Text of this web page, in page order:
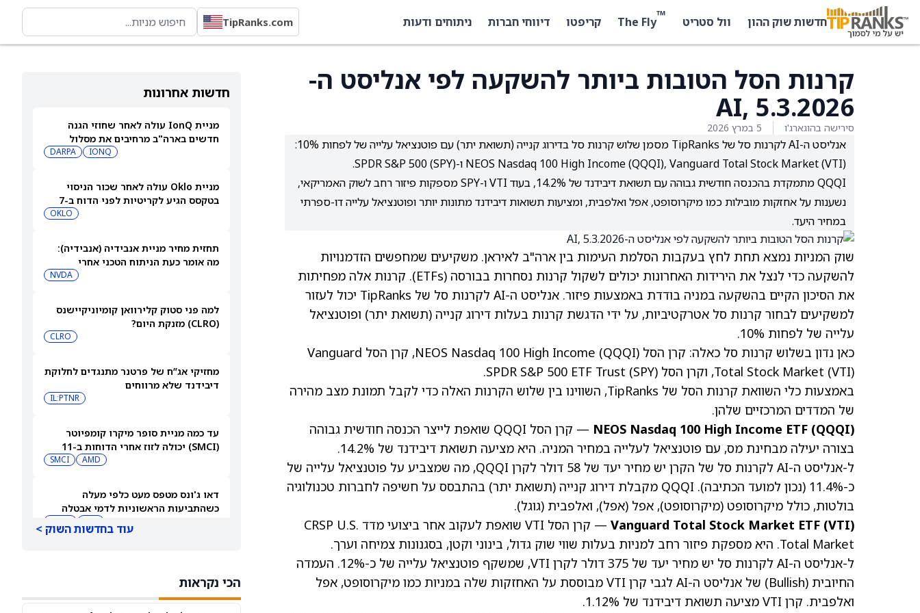
חדשות שוק ההון וול סטריט ™
The Fly קריפטו דיווחי חברות ניתוחים ודעות TipRanks.com
חדשות אחרונות
מניית IonQ עולה לאחר שחוזי הגנה
חדשים בארה"ב מרחיבים את מסלול
IONQ
DARPA
מניית Oklo עולה לאחר שכור הניסוי
בטקסס הגיע לקריטיות לפני הדוח ב-7
OKLO
תחזית מחיר מניית אנבידיה (אנבידיה):
מה אומר כעת הניתוח הטכני אחרי
NVDA
למה פני סטוק קלירוואן קומיוניקיישנס
(CLRO) מזנקת היום?
CLRO
מחזיקי אג”ח של פרטנר מתנגדים לחלוקת
דיבידנד שלא מרווחים
IL:PTNR
עד כמה מניית סופר מיקרו קומפיוטר
(SMCI) יכולה לזוז אחרי הדוחות ב-11
AMD
SMCI
דאו ג'ונס מטפס מעט כלפי מעלה
כשהתביעות הראשוניות לדמי אבטלה
עוד בחדשות השוק >
הכי נקראות
קרנות הסל הטובות ביותר להשקעה לפי אנליסט ה-
AI, 5.3.2026
סירישה בהוגארג'ו 5 במרץ 2026
אנליסט ה-AI לקרנות סל של TipRanks מסמן שלוש קרנות סל בדירוג קנייה (תשואת יתר) עם פוטנציאל עלייה של לפחות 10%:
NEOS Nasdaq 100 High Income (QQQI), Vanguard Total Stock Market (VTI) ו-SPDR S&P 500 (SPY).
QQQI מתמקדת בהכנסה חודשית גבוהה עם תשואת דיבידנד של 14.2%, בעוד VTI ו-SPY מספקות פיזור רחב לשוק האמריקאי,
נשענות על אחזקות מובילות כמו מיקרוסופט, אפל ואלפבית, ומציעות תשואות דיבידנד מתונות יותר ופוטנציאל עלייה דו-ספרתי
במחיר היעד.
שוק המניות נמצא תחת לחץ בעקבות הסלמת העימות בין ארה"ב לאיראן. משקיעים שמחפשים הזדמנויות
להשקעה כדי לנצל את הירידות האחרונות יכולים לשקול קרנות נסחרות בבורסה (ETFs). קרנות אלה מפחיתות
את הסיכון הקיים בהשקעה במניה בודדת באמצעות פיזור. אנליסט ה-AI לקרנות סל של TipRanks יכול לעזור
למשקיעים לבחור קרנות סל אטרקטיביות, על ידי הדגשת קרנות בעלות דירוג קנייה (תשואת יתר) ופוטנציאל
עלייה של לפחות 10%.
כאן נדון בשלוש קרנות סל כאלה: קרן הסל NEOS Nasdaq 100 High Income (QQQI), קרן הסל Vanguard
Total Stock Market (VTI), וקרן הסל SPDR S&P 500 ETF Trust (SPY).
באמצעות כלי השוואת קרנות הסל של TipRanks, השווינו בין שלוש הקרנות האלה כדי לקבל תמונת מצב מהירה
של המדדים המרכזיים שלהן.
NEOS Nasdaq 100 High Income ETF (QQQI)
— קרן הסל QQQI שואפת לייצר הכנסה חודשית גבוהה
בצורה יעילה מבחינת מס, עם פוטנציאל לעלייה במחיר המניה. היא מציעה תשואת דיבידנד של 14.2%.
ל-אנליסט ה-AI לקרנות סל של הקרן יש מחיר יעד של 58 דולר לקרן QQQI, מה שמצביע על פוטנציאל עלייה של
כ-11.4% (נכון למועד הכתיבה). QQQI מקבלת דירוג קנייה (תשואת יתר) בהתבסס על חשיפה לחברות טכנולוגיה
בולטות, כולל מיקרוסופט (מיקרוסופט), אפל (אפל), ואלפבית (גוגל).
Vanguard Total Stock Market ETF (VTI)
— קרן הסל VTI שואפת לעקוב אחר ביצועי מדד CRSP U.S.
Total Market. היא מספקת פיזור רחב למניות בעלות שווי שוק גדול, בינוני וקטן, בסגנונות צמיחה וערך.
ל-אנליסט ה-AI לקרנות סל יש מחיר יעד של 375 דולר לקרן VTI, שמשקף פוטנציאל עלייה של כ-12%. העמדה
החיובית (Bullish) של אנליסט ה-AI לגבי קרן VTI מבוססת על האחזקות שלה במניות כמו מיקרוסופט, אפל
ואלפבית. קרן VTI מציעה תשואת דיבידנד של 1.12%.